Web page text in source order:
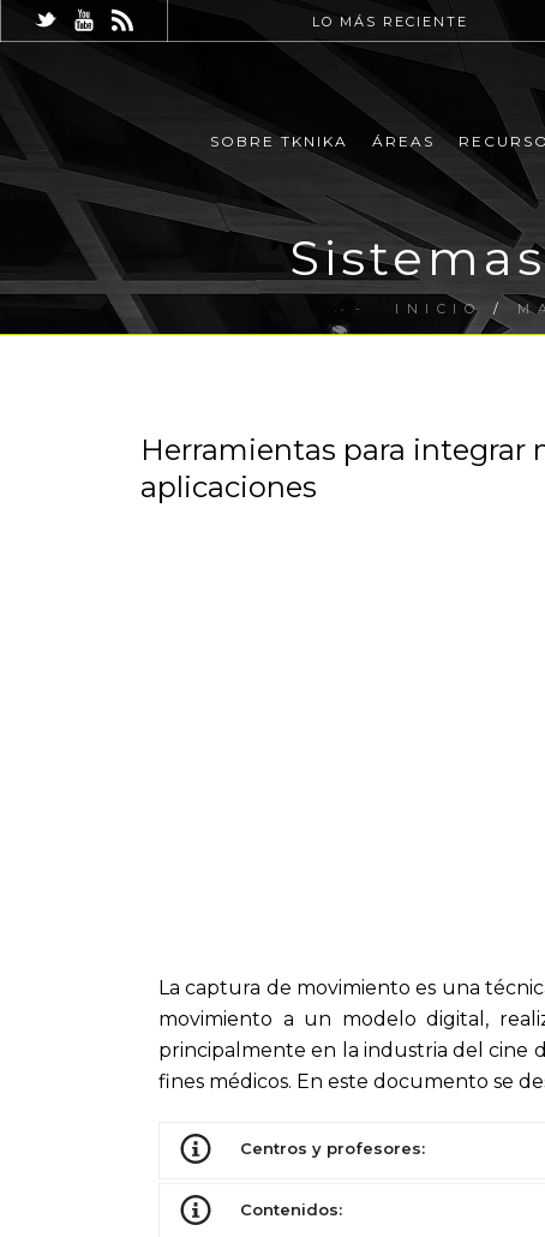
LO MÁS RECIENTE
SOBRE TKNIKA ÁREAS
INICIO /
Herramientas para integrar
aplicaciones
La captura de movimiento es una
movimiento a un modelo digital,
principalmente en la industria del cine
fines médicos. En este documento se
Centros y profesores:
Contenidos: